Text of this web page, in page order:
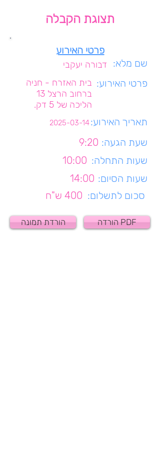
תצוגת הקבלה
פרטי האירוע
דבורה יעקבי שם מלא:
בית האזרח - חניה
ברחוב הרצל 13
הליכה של 5 דק.
פרטי האירוע:
2025-03-14תאריך האירוע:
9:20 שעת הגעה:
10:00 שעות התחלה:
14:00 שעות הסיום:
400 ש"ח סכום לתשלום:
הורדת תמונה הורדה PDF